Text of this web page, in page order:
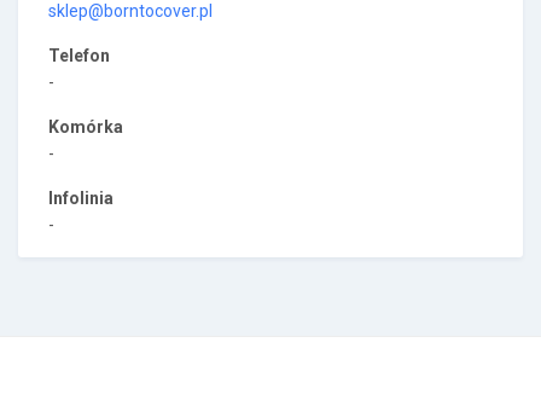
sklep@borntocover.pl
Telefon
-
Komórka
-
Infolinia
-